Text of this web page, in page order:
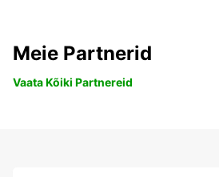
Meie Partnerid
Vaata Kõiki Partnereid